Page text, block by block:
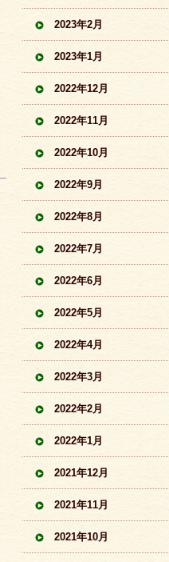
2023年2月
2023年1月
2022年12月
2022年11月
2022年10月
2022年9月
2022年8月
2022年7月
2022年6月
2022年5月
2022年4月
2022年3月
2022年2月
2022年1月
2021年12月
2021年11月
2021年10月